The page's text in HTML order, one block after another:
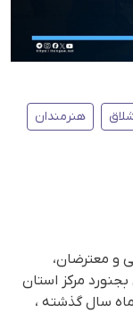
هنرمندان
و معترضان،
مرکز استان
سال گذشته ،